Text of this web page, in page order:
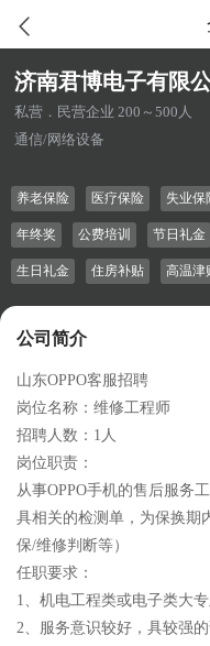
济南君博电子有限
私营．民营企业 200～500人
通信/网络设备
养老保险 医疗保险 失业保
年终奖 公费培训 节日礼金
生日礼金 住房补贴 高温津
公司简介
山东OPPO客服招聘
岗位名称：维修工程师
招聘人数：1人
岗位职责：
从事OPPO手机的售后服务
具相关的检测单，为保换期
保/维修判断等）
任职要求：
1、机电工程类或电子类大专
2、服务意识较好，具较强